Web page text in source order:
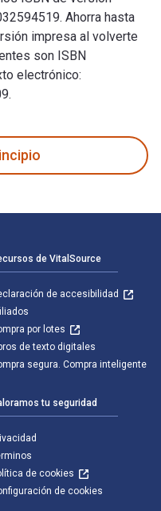
Ahorra hasta
impresa al volverte
son ISBN
electrónico:
de VitalSource
de accesibilidad
por lotes
de texto digitales
segura. Compra inteligente
tu seguridad
de cookies
de cookies